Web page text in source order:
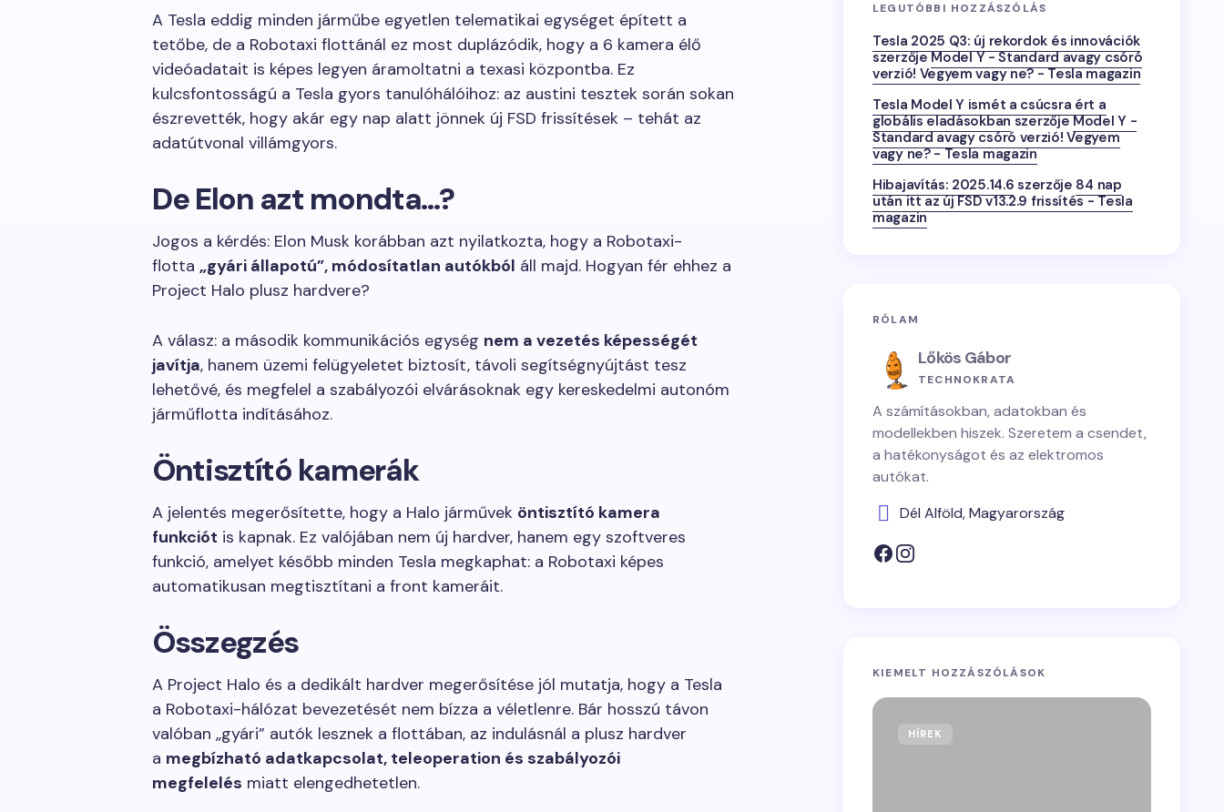
A Tesla eddig minden járműbe egyetlen telematikai egységet épített a
tetőbe, de a Robotaxi flottánál ez most duplázódik, hogy a 6 kamera élő
videóadatait is képes legyen áramoltatni a texasi központba. Ez
kulcsfontosságú a Tesla gyors tanulóhálóihoz: az austini tesztek során sokan
észrevették, hogy akár egy nap alatt jönnek új FSD frissítések – tehát az
adatútvonal villámgyors.
De Elon azt mondta…?
Jogos a kérdés: Elon Musk korábban azt nyilatkozta, hogy a Robotaxi-
flotta „gyári állapotú”, módosítatlan autókból áll majd. Hogyan fér ehhez a
Project Halo plusz hardvere?
A válasz: a második kommunikációs egység nem a vezetés képességét
javítja, hanem üzemi felügyeletet biztosít, távoli segítségnyújtást tesz
lehetővé, és megfelel a szabályozói elvárásoknak egy kereskedelmi autonóm
járműflotta indításához.
Öntisztító kamerák
A jelentés megerősítette, hogy a Halo járművek öntisztító kamera
funkciót is kapnak. Ez valójában nem új hardver, hanem egy szoftveres
funkció, amelyet később minden Tesla megkaphat: a Robotaxi képes
automatikusan megtisztítani a front kameráit.
Összegzés
A Project Halo és a dedikált hardver megerősítése jól mutatja, hogy a Tesla
a Robotaxi-hálózat bevezetését nem bízza a véletlenre. Bár hosszú távon
valóban „gyári” autók lesznek a flottában, az indulásnál a plusz hardver
a megbízható adatkapcsolat, teleoperation és szabályozói
megfelelés miatt elengedhetetlen.
LEGUTÓBBI HOZZÁSZÓLÁS
Tesla 2025 Q3: új rekordok és innovációk
szerzőjeModel Y - Standard avagy csóró
verzió! Vegyem vagy ne? - Tesla magazin
Tesla Model Y ismét a csúcsra ért a
globális eladásokbanszerzőjeModel Y -
Standard avagy csóró verzió! Vegyem
vagy ne? - Tesla magazin
Hibajavítás: 2025.14.6 szerzője 84 nap
után itt az új FSD v13.2.9 frissítés - Tesla
magazin
RÓLAM
Lőkös Gábor
TECHNOKRATA
A számításokban, adatokban és
modellekben hiszek. Szeretem a csendet,
a hatékonyságot és az elektromos
autókat.
Dél Alföld, Magyarország
KIEMELT HOZZÁSZÓLÁSOK
HÍREK